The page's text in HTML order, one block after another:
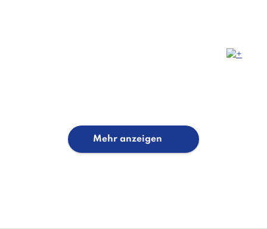
Mehr anzeigen